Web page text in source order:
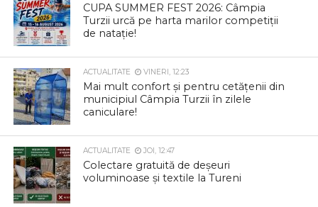
CUPA SUMMER FEST 2026: Câmpia
Turzii urcă pe harta marilor competiții
de natație!
ACTUALITATE VINERI, 12:23
Mai mult confort și pentru cetățenii din
municipiul Câmpia Turzii în zilele
caniculare!
ACTUALITATE JOI, 12:47
Colectare gratuită de deșeuri
voluminoase și textile la Tureni